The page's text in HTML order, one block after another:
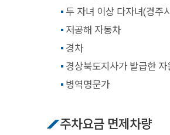
두 자녀 이상 다자녀(경주
저공해 자동차
경차
경상북도지사가 발급한
병역명문가
주차요금 면제차량